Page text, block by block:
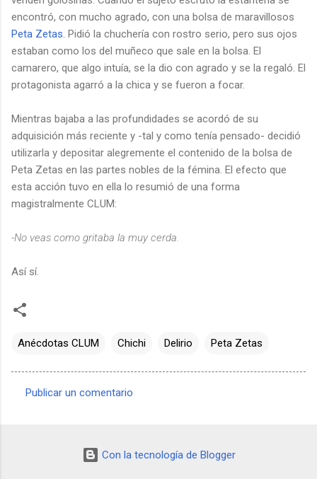
encontró, con mucho agrado, con una bolsa de maravillosos
Peta Zetas. Pidió la chuchería con rostro serio, pero sus ojos
estaban como los del muñeco que sale en la bolsa. El
camarero, que algo intuía, se la dio con agrado y se la regaló. El
protagonista agarró a la chica y se fueron a focar.
Mientras bajaba a las profundidades se acordó de su
adquisición más reciente y -tal y como tenía pensado- decidió
utilizarla y depositar alegremente el contenido de la bolsa de
Peta Zetas en las partes nobles de la fémina. El efecto que
esta acción tuvo en ella lo resumió de una forma
magistralmente CLUM:
-No veas como gritaba la muy cerda.
Así sí.
Anécdotas CLUM Chichi Delirio Peta Zetas
Publicar un comentario
Con la tecnología de Blogger